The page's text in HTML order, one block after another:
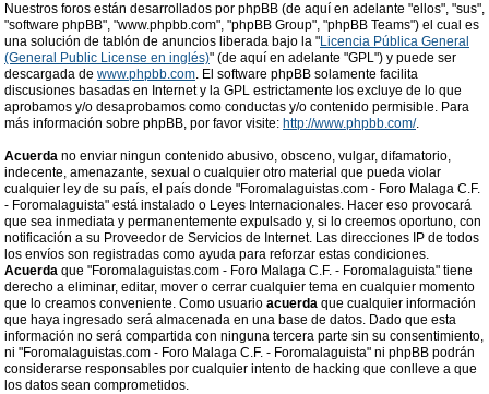
Nuestros foros están desarrollados por phpBB (de aquí en adelante "ellos", "sus",
"software phpBB", "www.phpbb.com", "phpBB Group", "phpBB Teams") el cual es
una solución de tablón de anuncios liberada bajo la "Licencia Pública General
(General Public License en inglés)" (de aquí en adelante "GPL") y puede ser
descargada de www.phpbb.com. El software phpBB solamente facilita
discusiones basadas en Internet y la GPL estrictamente los excluye de lo que
aprobamos y/o desaprobamos como conductas y/o contenido permisible. Para
más información sobre phpBB, por favor visite: http://www.phpbb.com/.
Acuerda no enviar ningun contenido abusivo, obsceno, vulgar, difamatorio,
indecente, amenazante, sexual o cualquier otro material que pueda violar
cualquier ley de su país, el país donde "Foromalaguistas.com - Foro Malaga C.F.
- Foromalaguista" está instalado o Leyes Internacionales. Hacer eso provocará
que sea inmediata y permanentemente expulsado y, si lo creemos oportuno, con
notificación a su Proveedor de Servicios de Internet. Las direcciones IP de todos
los envíos son registradas como ayuda para reforzar estas condiciones.
Acuerda que "Foromalaguistas.com - Foro Malaga C.F. - Foromalaguista" tiene
derecho a eliminar, editar, mover o cerrar cualquier tema en cualquier momento
que lo creamos conveniente. Como usuario acuerda que cualquier información
que haya ingresado será almacenada en una base de datos. Dado que esta
información no será compartida con ninguna tercera parte sin su consentimiento,
ni "Foromalaguistas.com - Foro Malaga C.F. - Foromalaguista" ni phpBB podrán
considerarse responsables por cualquier intento de hacking que conlleve a que
los datos sean comprometidos.